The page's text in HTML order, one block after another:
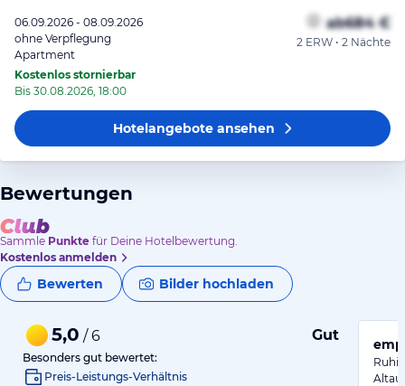
06.09.2026 - 08.09.2026
ohne Verpflegung
Apartment
Kostenlos stornierbar
Bis 30.08.2026, 18:00
ab684 €
2 ERW • 2 Nächte
Hotelangeboteansehen
Bewertungen
Sammle Punkte für Deine Hotelbewertung.
Kostenlos anmelden
Bewerten Bilder hochladen
5,0 / 6 Gut
Besonders gut bewertet:
Preis-Leistungs-Verhältnis